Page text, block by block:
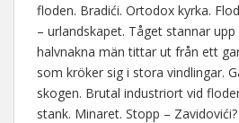
floden. Bradići. Ortodox kyrka.
– urlandskapet. Tåget stannar
halvnakna män tittar ut från ett
som kröker sig i stora vindlingar.
skogen. Brutal industriort vid
stank. Minaret. Stopp –